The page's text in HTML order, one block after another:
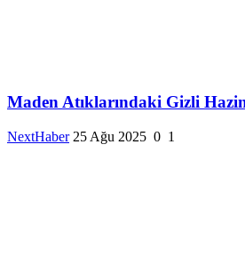
Maden Atıklarındaki Gizli
NextHaber 25 Ağu 2025 0 1